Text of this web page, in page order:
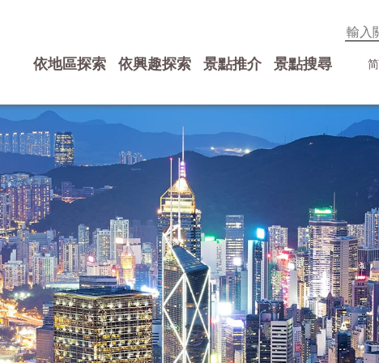
依地區探索 依興趣探索 景點推介 景點搜尋 简